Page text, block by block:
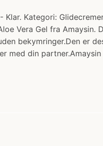
Kategori:
Vera Gel fra
bekymringer.Den er
din